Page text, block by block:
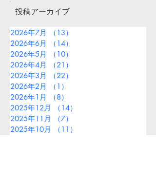
投稿アーカイブ
2026年7月 （13）
2026年6月
（14）
2026年5月
（10）
2026年4月
（21）
2026年3月
（22）
2026年2月
（1）
2026年1月
（8）
2025年12月
（14）
2025年11月
（7）
2025年10月
（11）